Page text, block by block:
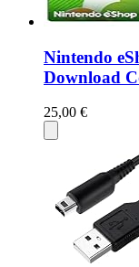
Nintendo
Download
25,00 €